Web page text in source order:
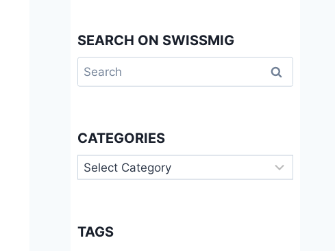
SEARCH ON SWISSMIG
Search
for:
CATEGORIES
Categories
TAGS